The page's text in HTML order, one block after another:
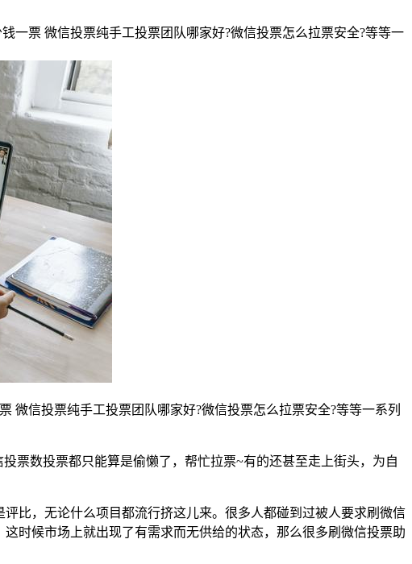
一票 微信投票纯手工投票团队哪家好?微信投票怎么拉票安全?等等一
微信投票纯手工投票团队哪家好?微信投票怎么拉票安全?等等一系列
票数投票都只能算是偷懒了，帮忙拉票~有的还甚至走上街头，为自
比，无论什么项目都流行挤这儿来。很多人都碰到过被人要求刷微信
时候市场上就出现了有需求而无供给的状态，那么很多刷微信投票助